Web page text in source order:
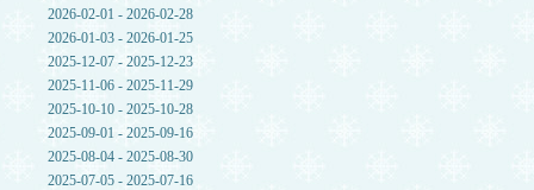
2026-02-01 - 2026-02-28
2026-01-03 - 2026-01-25
2025-12-07 - 2025-12-23
2025-11-06 - 2025-11-29
2025-10-10 - 2025-10-28
2025-09-01 - 2025-09-16
2025-08-04 - 2025-08-30
2025-07-05 - 2025-07-16